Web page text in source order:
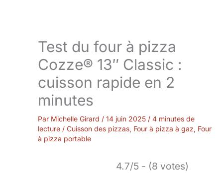
Test du four à pizza
Cozze® 13″ Classic :
cuisson rapide en 2
minutes
Par Michelle Girard / 14 juin 2025 / 4 minutes de
lecture / Cuisson des pizzas, Four à pizza à gaz, Four
à pizza portable
4.7/5 - (8 votes)